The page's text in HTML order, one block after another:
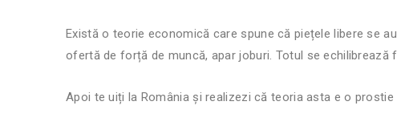
Există o teorie economică care spune că piețele libere se
ofertă de forță de muncă, apar joburi. Totul se echilibrează
Apoi te uiți la România și realizezi că teoria asta e o prostie